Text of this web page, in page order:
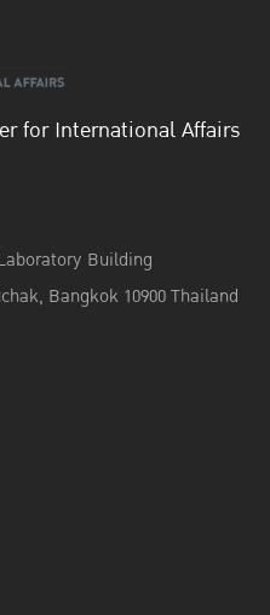
for International Affairs
Building
Bangkok 10900 Thailand